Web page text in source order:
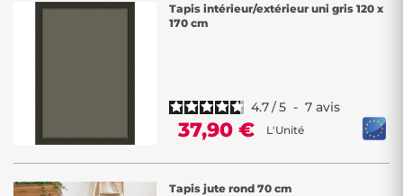
Tapis intérieur/extérieur uni gris 120 x
170 cm
4.7/5 - 7 avis
37,90 € L'Unité
Tapis jute rond 70 cm